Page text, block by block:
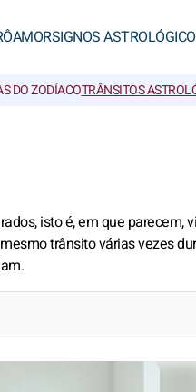
AMORSIGNOS
DO ZODÍACOTRÂNSITOS
isto é, em que parecem,
trânsito várias vezes